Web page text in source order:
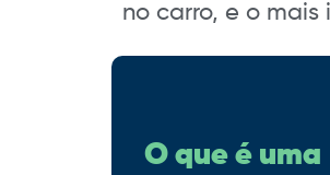
no carro, e o mais
O que é uma